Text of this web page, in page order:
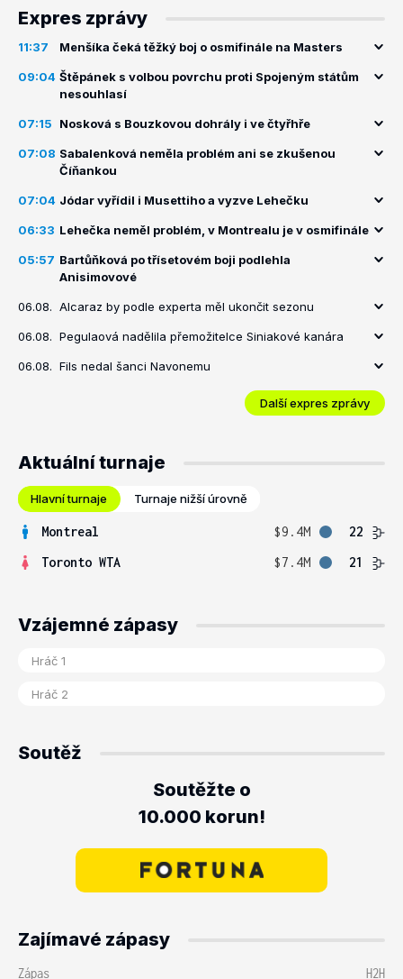
Expres zprávy
11:37 Menšíka čeká těžký boj o osmifinále na Masters
09:04 Štěpánek s volbou povrchu proti Spojeným státům
nesouhlasí
07:15 Nosková s Bouzkovou dohrály i ve čtyřhře
07:08 Sabalenková neměla problém ani se zkušenou
Číňankou
07:04 Jódar vyřídil i Musettiho a vyzve Lehečku
06:33 Lehečka neměl problém, v Montrealu je v osmifinále
05:57 Bartůňková po třísetovém boji podlehla
Anisimovové
06.08. Alcaraz by podle experta měl ukončit sezonu
06.08. Pegulaová nadělila přemožitelce Siniakové kanára
06.08. Fils nedal šanci Navonemu
Další expres zprávy
Aktuální turnaje
Hlavní turnaje Turnaje nižší úrovně
Montreal $9.4M
22
Toronto WTA
$7.4M 21
Vzájemné zápasy
Soutěž
Soutěžte o
10.000 korun!
Zajímavé zápasy
Zápas
H2H